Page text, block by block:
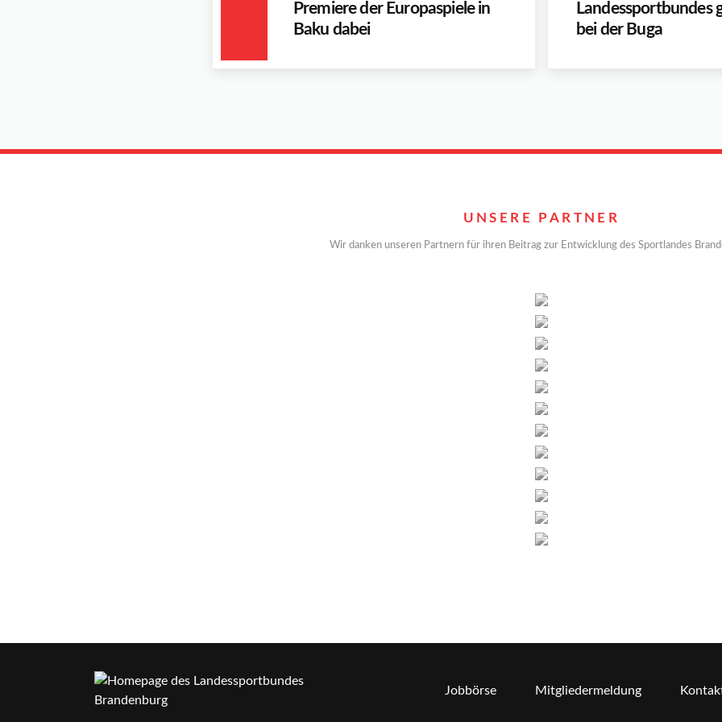
Premiere der Europaspiele in
Baku dabei
Landessportbundes
bei der Buga
UNSERE PARTNER
Wir danken unseren Partnern für ihren Beitrag zur Entwicklung des Sportlandes
Jobbörse Mitgliedermeldung